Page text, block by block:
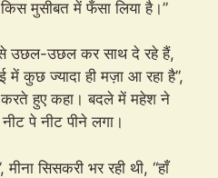
मुसीबत में फँसा लिया है।”
उछल-उछल कर साथ दे रहे हैं,
कुछ ज्यादा ही मज़ा आ रहा है”,
करते हुए कहा। बदले में महेश ने
पे नीट पीने लगा।
सिसकरी भर रही थी, “हाँ